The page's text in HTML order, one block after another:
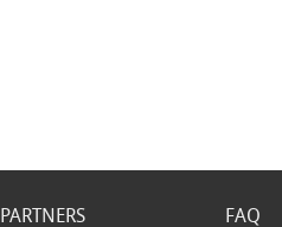
PARTNERS FAQ